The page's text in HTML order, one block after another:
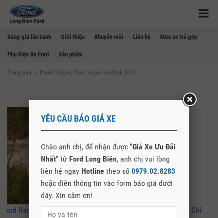
Bảng giá lăn bánh Giới thiệu Khuyến mãi Liên hệ Mua xe trả góp
Phụ Kiện Xe Ford Sản phẩm
Trang chủ → Posts Tagged "ford ranger wildtrak 2026"
Ford Ranger Wildtrak 3.0 V6 2026 Giá Bao Nhiêu? Đánh Giá Chi
YÊU CẦU BÁO GIÁ XE
Chào anh chị, để nhận được "Giá Xe Ưu Đãi
Nhất" từ Ford Long Biên, anh chị vui lòng
liên hệ ngay Hotline theo số 0979.02.8283
hoặc điền thông tin vào form báo giá dưới
đây. Xin cảm ơn!